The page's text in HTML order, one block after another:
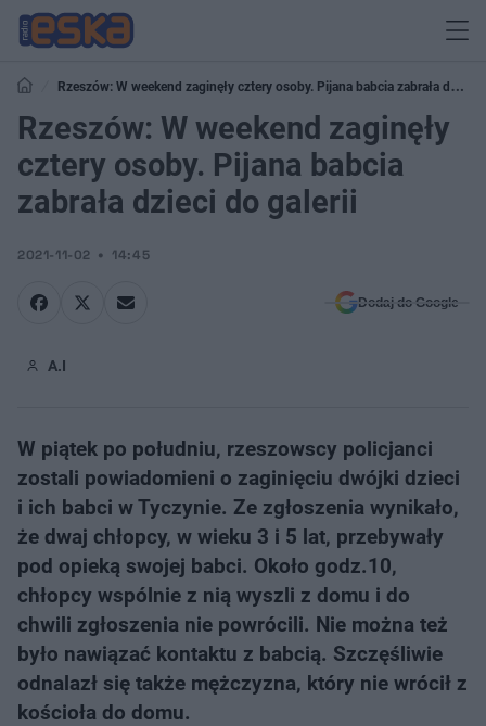
Rzeszów: W weekend zaginęły cztery osoby. Pijana babcia zabrała dzieci
do galerii
Rzeszów: W weekend zaginęły
cztery osoby. Pijana babcia
zabrała dzieci do galerii
2021-11-02 14:45
Dodaj do Google
A.I
W piątek po południu, rzeszowscy policjanci
zostali powiadomieni o zaginięciu dwójki dzieci
i ich babci w Tyczynie. Ze zgłoszenia wynikało,
że dwaj chłopcy, w wieku 3 i 5 lat, przebywały
pod opieką swojej babci. Około godz.10,
chłopcy wspólnie z nią wyszli z domu i do
chwili zgłoszenia nie powrócili. Nie można też
było nawiązać kontaktu z babcią. Szczęśliwie
odnalazł się także mężczyzna, który nie wrócił z
kościoła do domu.